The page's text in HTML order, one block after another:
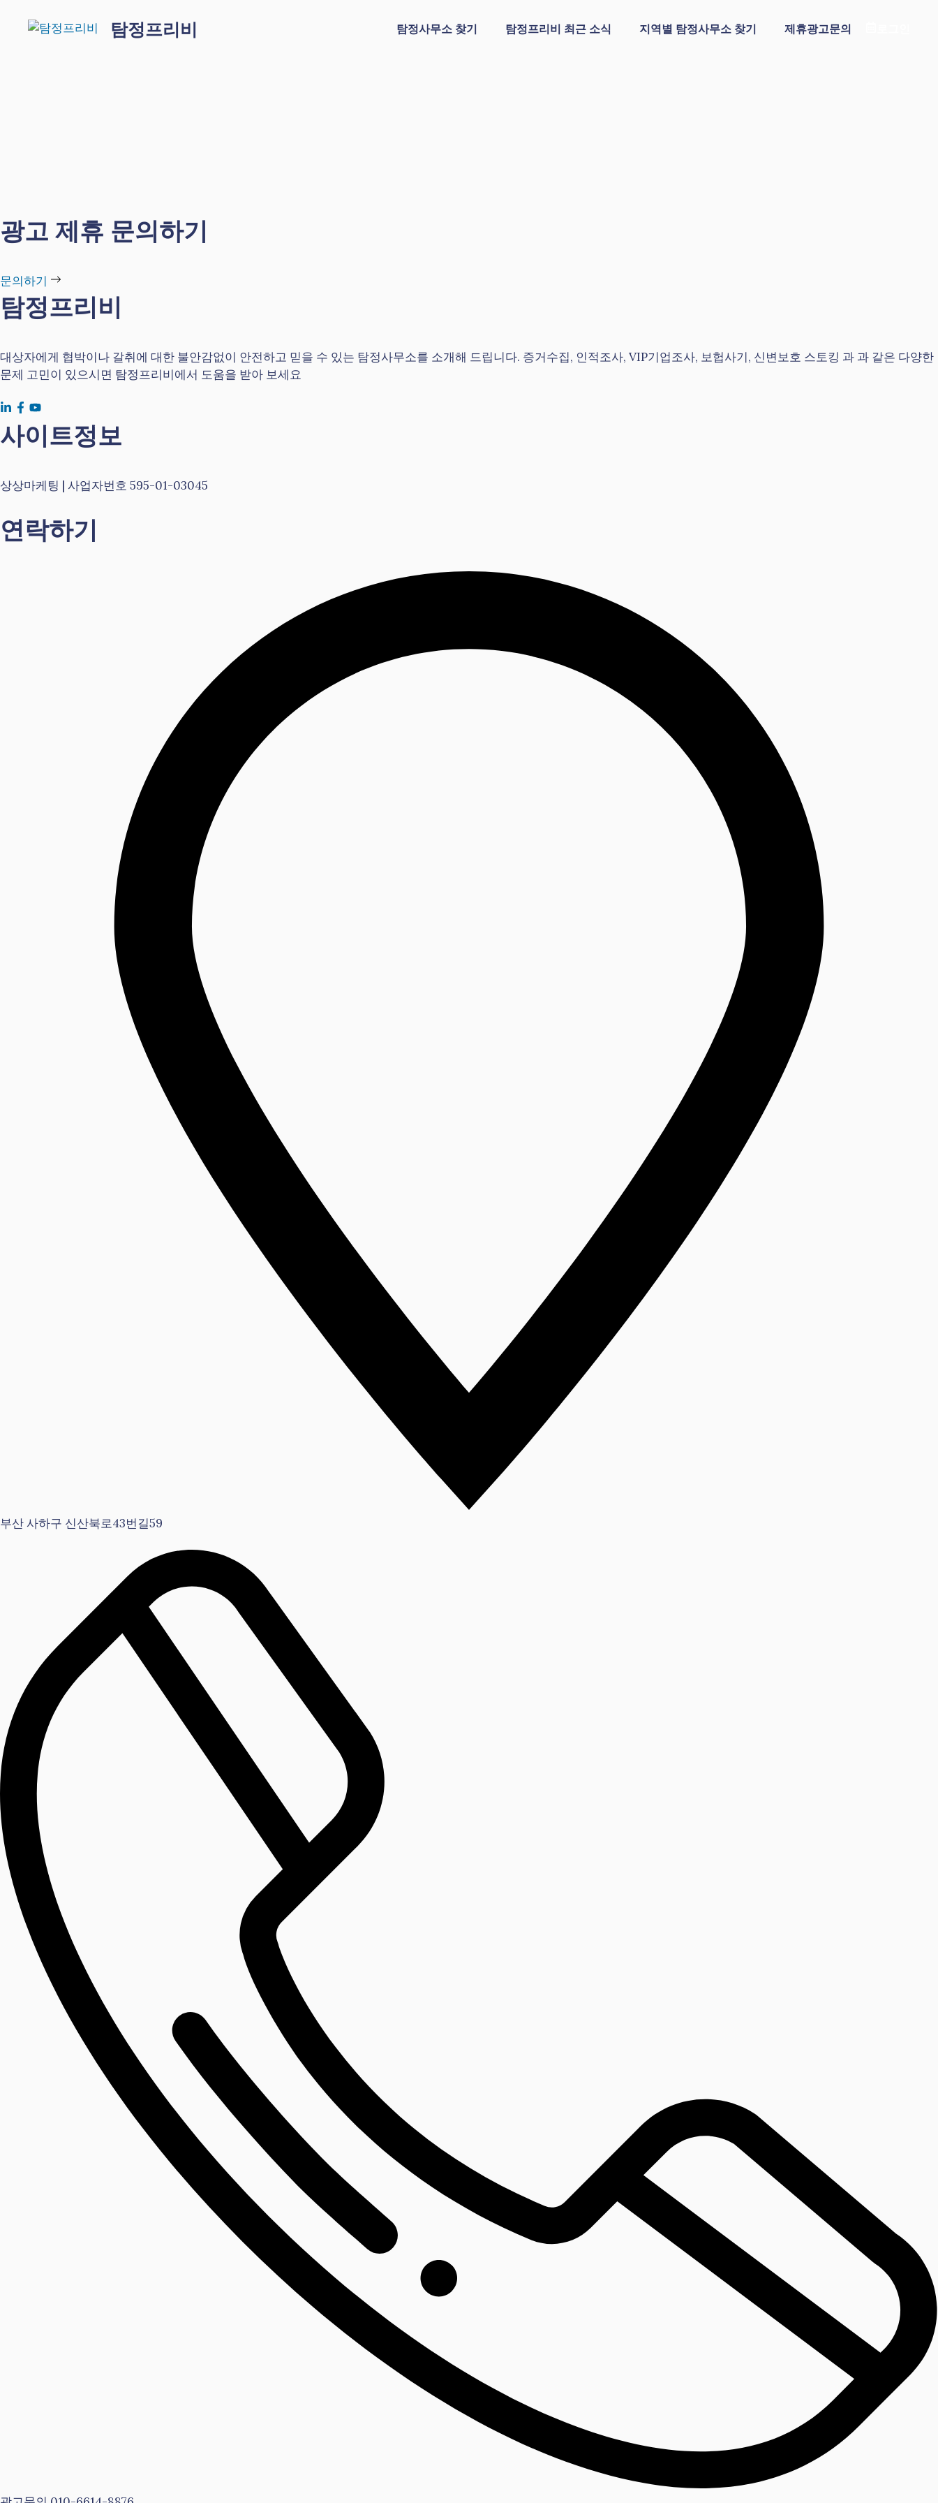
탐정프리비 탐정사무소 찾기 탐정프리비 최근 소식 지역별 탐정사무소 찾기 제휴광고문의
광고 제휴 문의하기
문의하기
탐정프리비
대상자에게 협박이나 갈취에 대한 불안감없이 안전하고 믿을 수 있는 탐정사무소를 소개해 드립니다. 증거수집, 인적조사, VIP기업조사, 보헙사기, 신변보호 스토킹 과 과 같은 다양한
문제 고민이 있으시면 탐정프리비에서 도움을 받아 보세요
사이트정보
상상마케팅 | 사업자번호 595-01-03045
연락하기
부산 사하구 신산북로43번길59